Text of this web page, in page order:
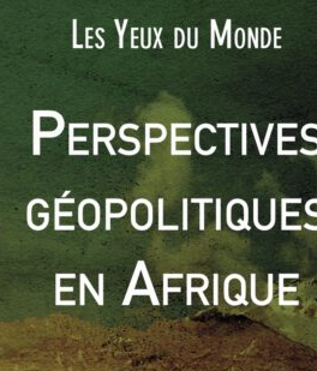
ACTUALITÉS GÉOÉCONOMIE
PÉNINSULE
PROCHE ET MOYEN-ORIENT
Hugo CARRIE 27 août 2017 0 Comments
Le sport power qatari : une
aubaine ?
A l’occasion de la signature ultra-
brésilien Neymar au Paris Saint-